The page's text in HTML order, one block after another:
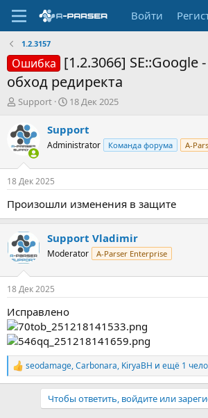
Войти
1.2.3157
Ошибка [1.2.3066] SE::Google
обход редиректа
А
т
о
р
т
е
м
ы
Support
Д
т
а
н
а
л
18 Дек 2025
Support
Administrator Команда форума A-
18 Дек 2025
Произошли изменения в защите
Support Vladimir
Moderator A-Parser Enterprise
18 Дек 2025
Исправлено
Р
е
seodamage,Carbonara, KiryaBH и ещё 1
Чтобы ответить, войдите или